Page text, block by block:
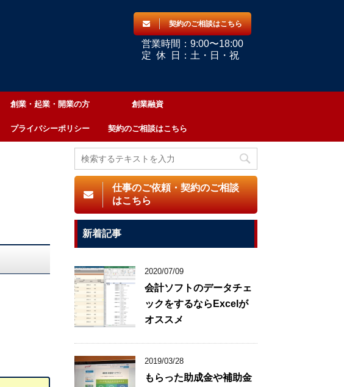
契約のご相談はこちら
営業時間：9:00〜18:00
定 休 日：土・日・祝
創業・起業・開業の方 創業融資
プライバシーポリシー 契約のご相談はこちら
仕事のご依頼・契約のご相談
はこちら
新着記事
2020/07/09
会計ソフトのデータチェ
ックをするならExcelが
オススメ
2019/03/28
もらった助成金や補助金